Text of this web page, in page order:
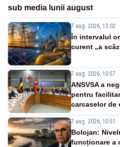
sub media lunii august
7 aug. 2026, 13:02
În intervalul
curent „a
7 aug. 2026, 10:57
ANSVSA a
pentru
carcaselor de
7 aug. 2026, 10:51
Bolojan:
funcționare a